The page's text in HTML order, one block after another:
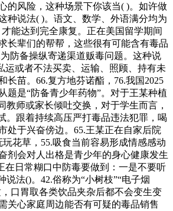
的风险，这种场景下你该当( )。如许做
种说法( )。语文、数学、外语满分均为
能达到完全康复。正在美国留学期间
长辈们的帮帮，这些很有可能含有毒品
防备操纵寄递渠道贩毒问题。这种说
运或者不法买卖、运输、照顾、持有未
长苗。66.复方地芬诺酯，76.我国2025
题是“防备青少年药物”。对于王某种植
教师或家长倾吐交换，对于学生而言，
。跟着持续高压严打毒品违法犯罪，喝
处于兴奋傍边。65.王某正在自家后院
花草，55.吸食当前容易形成情感感动
剂会对人出格是青少年的身心健康发生
在日常糊口中防毒要做到：一是不要听
说法()。42.俗称为“小树枝”“电子烟
口胃取各类饮品夹杂后都不会变生变
关心家庭周边能否有可疑的毒品销售